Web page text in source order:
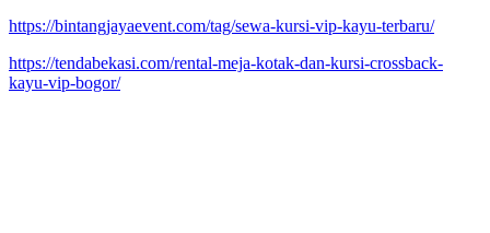
https://bintangjayaevent.com/tag/sewa-kursi-vip-kayu-terbaru/
https://tendabekasi.com/rental-meja-kotak-dan-kursi-crossback-
kayu-vip-bogor/